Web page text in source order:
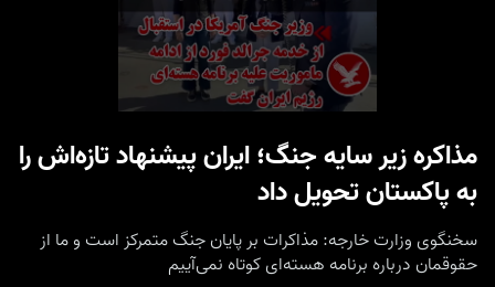
of
1
مذاکره زیر سایه جنگ؛ ایران پیشنهاد تازه‌اش را
به پاکستان تحویل داد
سخنگوی وزارت خارجه: مذاکرات بر پایان جنگ متمرکز است و ما از
حقوقمان درباره برنامه هسته‌ای کوتاه نمی‌آییم